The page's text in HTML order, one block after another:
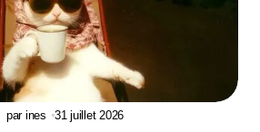
par ines 31 juillet 2026